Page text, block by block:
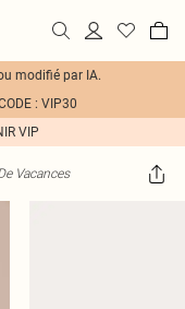
modifié par IA.
: VIP30
VIP
Vacances